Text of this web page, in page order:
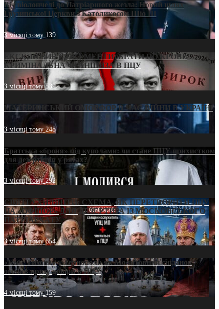
Від віолончелі до Патріаршого жезла: Новий шлях
Грузинської Церкви з Католикосом Шіо III
3 місяці тому 139
ЕКСКЛЮЗИВ (ДОКУМЕНТИ)/БРАТИ ПО КРОВІ:
КРИМІНАЛЬНА ФРАНШИЗА В ПЦУ
3 місяці тому539
МАТЕРИНСЬКИЙ ОМОРФОР В ЧАС ВІЙНИ В УКРАЇНІ
3 місяці тому248
Братська «броня» під куполами: чи стане ПЦУ прихистком
для дезертирів у рясах?
3 місяці тому292
СВЯТІ УХИЛЯНТИ: СХЕМА, ЯК ПЕРЕТВОРИТИ ПЦУ
НА «ОФШОР» ДЛЯ ДЕЗЕРТИРА ІЗ МОСКОВСЬКОГО
ПАТРІАРХАТУ
3 місяці тому654
«Кейс Тихона» у Тернополі: як Молитовний сніданок
оголив кризу довіри в ПЦУ
4 місяці тому159